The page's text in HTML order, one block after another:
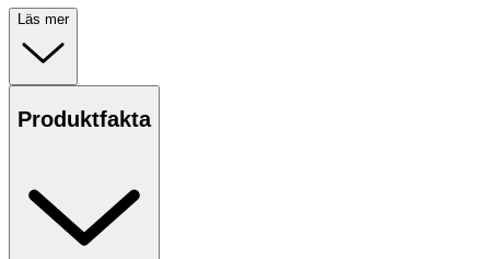
Läs mer
Produktfakta